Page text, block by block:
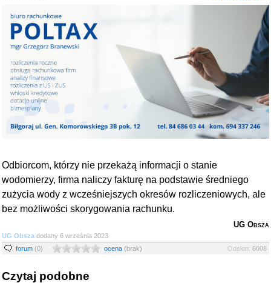
Odbiorcom, którzy nie przekażą informacji o stanie
wodomierzy, firma naliczy fakturę na podstawie średniego
zużycia wody z wcześniejszych okresów rozliczeniowych, ale
bez możliwości skorygowania rachunku.
UG Obsza
UG Obsza dodany 6 września 2023
forum (0) ocena (brak) Odsłon: 6008
Czytaj podobne